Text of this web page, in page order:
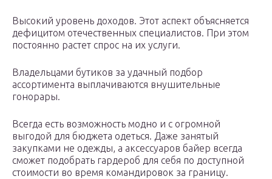
Высокий уровень доходов. Этот аспект объясняется
дефицитом отечественных специалистов. При этом
постоянно растет спрос на их услуги.
Владельцами бутиков за удачный подбор
ассортимента выплачиваются внушительные
гонорары.
Всегда есть возможность модно и с огромной
выгодой для бюджета одеться. Даже занятый
закупками не одежды, а аксессуаров байер всегда
сможет подобрать гардероб для себя по доступной
стоимости во время командировок за границу.